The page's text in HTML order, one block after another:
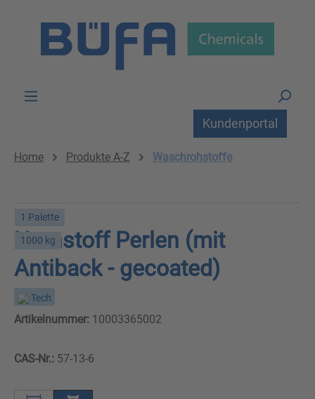
Kundenportal
Home Produkte A-Z Waschrohstoffe
1 Palette
1000 kg
Harnstoff Perlen (mit
Antiback - gecoated)
Tech
Artikelnummer: 10003365002
CAS-Nr.: 57-13-6